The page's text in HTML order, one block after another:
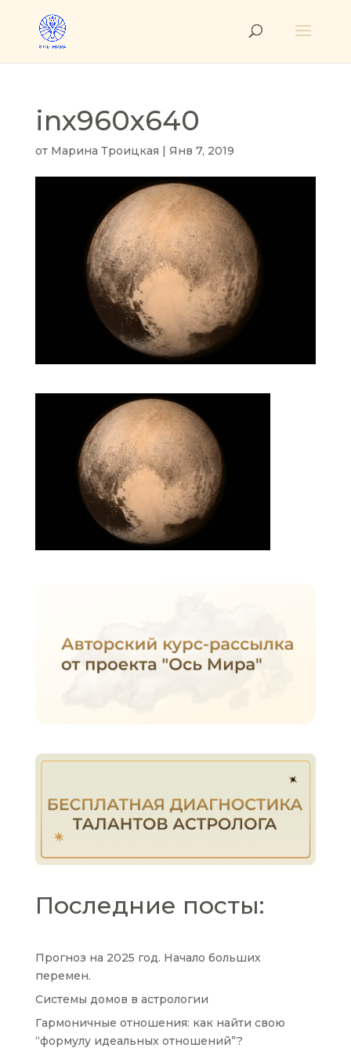
inx960x640
от Марина Троицкая | Янв 7, 2019
Последние посты:
Прогноз на 2025 год. Начало больших
перемен.
Системы домов в астрологии
Гармоничные отношения: как найти свою
“формулу идеальных отношений”?